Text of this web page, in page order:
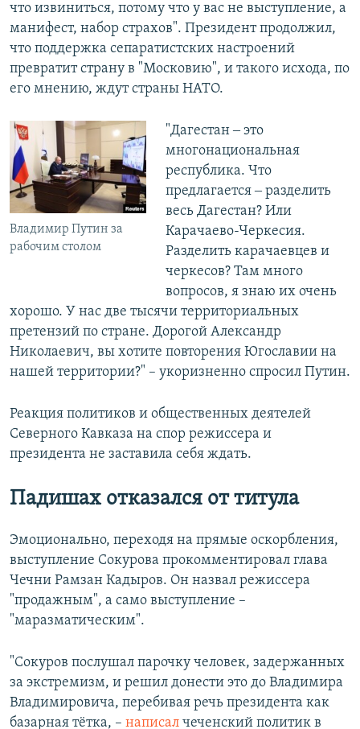
что извиниться, потому что у вас не выступление, а
манифест, набор страхов". Президент продолжил,
что поддержка сепаратистских настроений
превратит страну в "Московию", и такого исхода, по
его мнению, ждут страны НАТО.
Владимир Путин за
рабочим столом
"Дагестан ‒ это
многонациональная
республика. Что
предлагается ‒ разделить
весь Дагестан? Или
Карачаево-Черкесия.
Разделить карачаевцев и
черкесов? Там много
вопросов, я знаю их очень
хорошо. У нас две тысячи территориальных
претензий по стране. Дорогой Александр
Николаевич, вы хотите повторения Югославии на
нашей территории?" – укоризненно спросил Путин.
Реакция политиков и общественных деятелей
Северного Кавказа на спор режиссера и
президента не заставила себя ждать.
Падишах отказался от титула
Эмоционально, переходя на прямые оскорбления,
выступление Сокурова прокомментировал глава
Чечни Рамзан Кадыров. Он назвал режиссера
"продажным", а само выступление –
"маразматическим".
"Сокуров послушал парочку человек, задержанных
за экстремизм, и решил донести это до Владимира
Владимировича, перебивая речь президента как
базарная тётка, – написал чеченский политик в